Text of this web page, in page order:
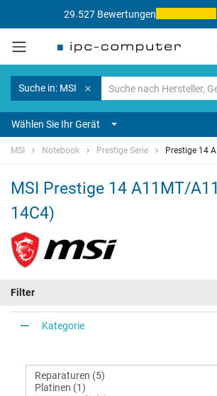
29.527 Bewertungen
Suche in: MSI
Wählen Sie Ihr Gerät
MSI Notebook Prestige Serie Prestige 14
MSI Prestige 14 A11MT/
14C4)
Filter
Kategorie